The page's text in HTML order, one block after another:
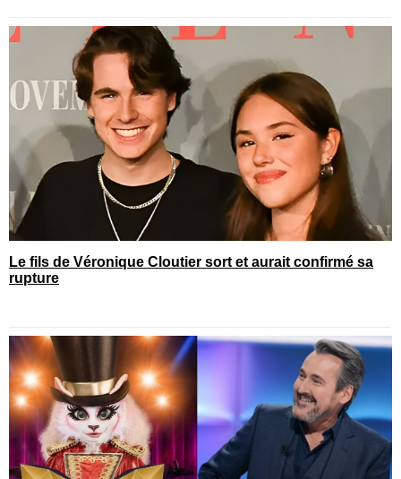
Le fils de Véronique Cloutier sort et aurait confirmé sa
rupture